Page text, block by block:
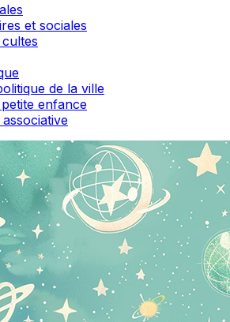
et sociales
de la ville
enfance